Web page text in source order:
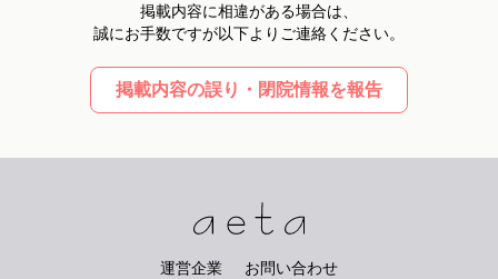
掲載内容に相違がある場合は、
誠にお手数ですが以下よりご連絡ください。
掲載内容の誤り・閉院情報を報告
運営企業 お問い合わせ